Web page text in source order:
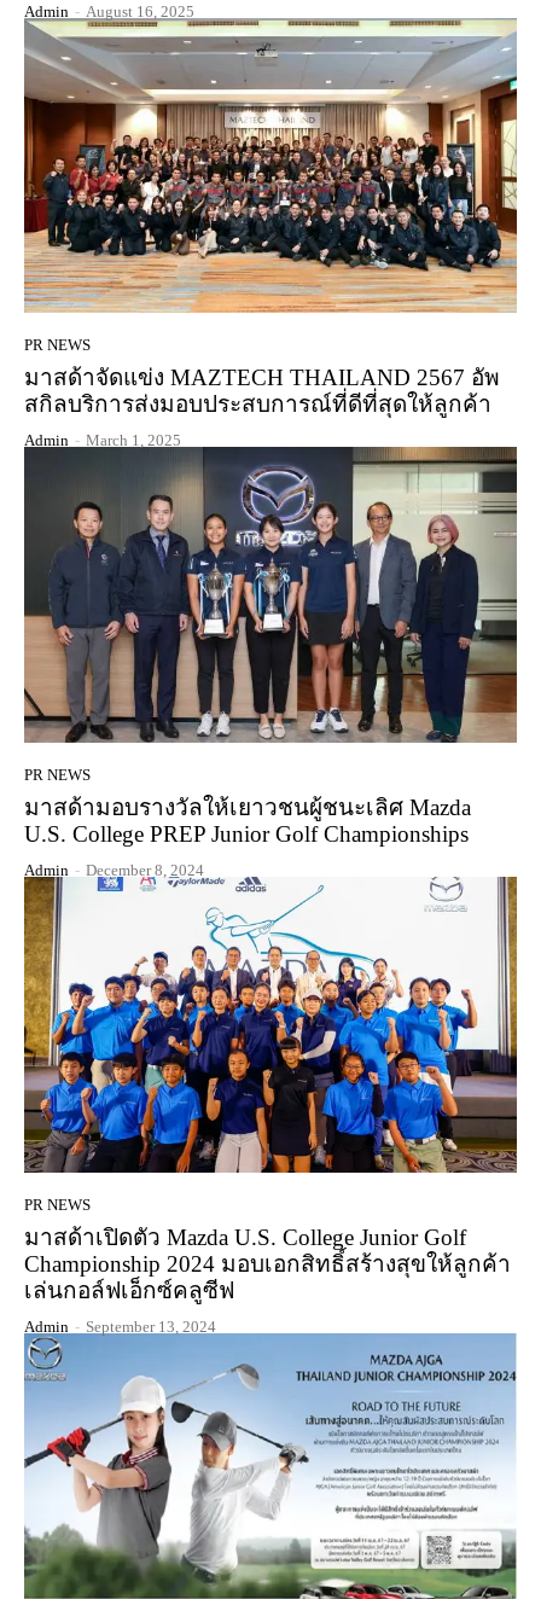
Admin - August 16, 2025
PR NEWS
มาสด้าจัดแข่ง MAZTECH THAILAND 2567 อัพ
สกิลบริการส่งมอบประสบการณ์ที่ดีที่สุดให้ลูกค้า
Admin - March 1, 2025
PR NEWS
มาสด้ามอบรางวัลให้เยาวชนผู้ชนะเลิศ Mazda
U.S. College PREP Junior Golf Championships
Admin - December 8, 2024
PR NEWS
มาสด้าเปิดตัว Mazda U.S. College Junior Golf
Championship 2024 มอบเอกสิทธิ์สร้างสุขให้ลูกค้า
เล่นกอล์ฟเอ็กซ์คลูซีฟ
Admin - September 13, 2024